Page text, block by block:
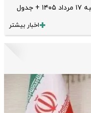
اخبار بیشتر